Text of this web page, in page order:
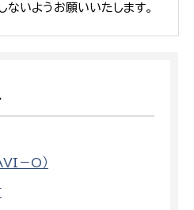
ないようお願いいたします。
－O）